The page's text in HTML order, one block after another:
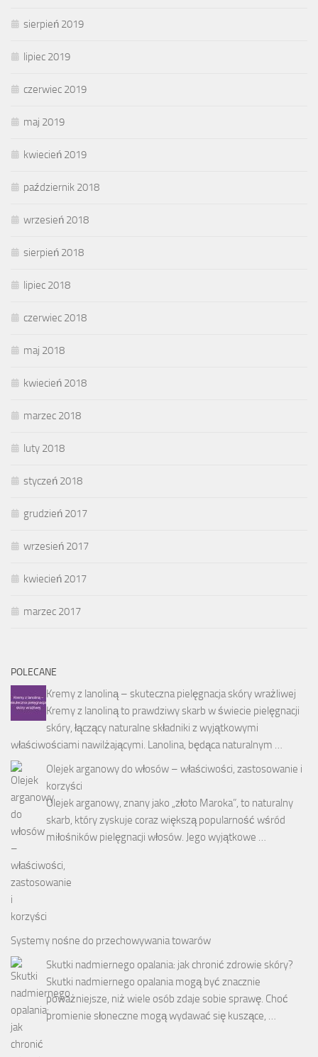
sierpień 2019
lipiec 2019
czerwiec 2019
maj 2019
kwiecień 2019
październik 2018
wrzesień 2018
sierpień 2018
lipiec 2018
czerwiec 2018
maj 2018
kwiecień 2018
marzec 2018
luty 2018
styczeń 2018
grudzień 2017
wrzesień 2017
kwiecień 2017
marzec 2017
POLECANE
Kremy z lanoliną – skuteczna pielęgnacja skóry wrażliwej
Kremy z lanoliną to prawdziwy skarb w świecie pielęgnacji
skóry, łączący naturalne składniki z wyjątkowymi
właściwościami nawilżającymi. Lanolina, będąca naturalnym …
Olejek arganowy do włosów – właściwości, zastosowanie i
korzyści
Olejek arganowy, znany jako „złoto Maroka”, to naturalny
skarb, który zyskuje coraz większą popularność wśród
miłośników pielęgnacji włosów. Jego wyjątkowe …
Systemy nośne do przechowywania towarów
Skutki nadmiernego opalania: jak chronić zdrowie skóry?
Skutki nadmiernego opalania mogą być znacznie
poważniejsze, niż wiele osób zdaje sobie sprawę. Choć
promienie słoneczne mogą wydawać się kuszące, …